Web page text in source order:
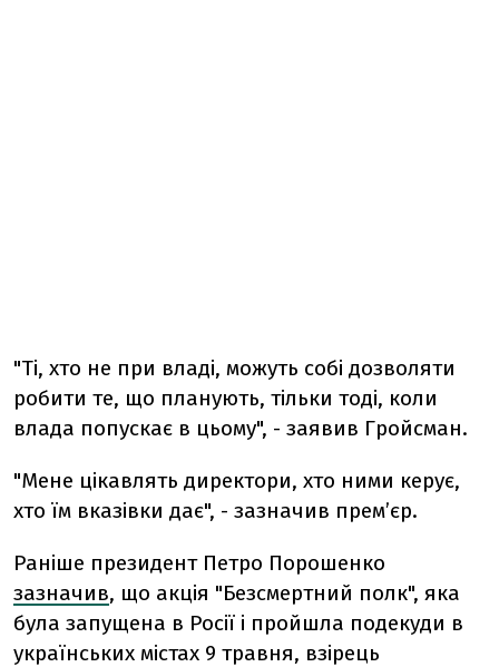
"Ті, хто не при владі, можуть собі дозволяти
робити те, що планують, тільки тоді, коли
влада попускає в цьому", - заявив Гройсман.
"Мене цікавлять директори, хто ними керує,
хто їм вказівки дає", - зазначив прем’єр.
Раніше президент Петро Порошенко
зазначив, що акція "Безсмертний полк", яка
була запущена в Росії і пройшла подекуди в
українських містах 9 травня, взірець